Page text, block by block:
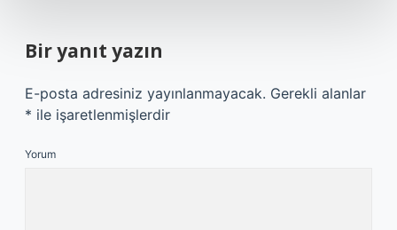
Bir yanıt yazın
E-posta adresiniz yayınlanmayacak. Gerekli alanlar
* ile işaretlenmişlerdir
Yorum